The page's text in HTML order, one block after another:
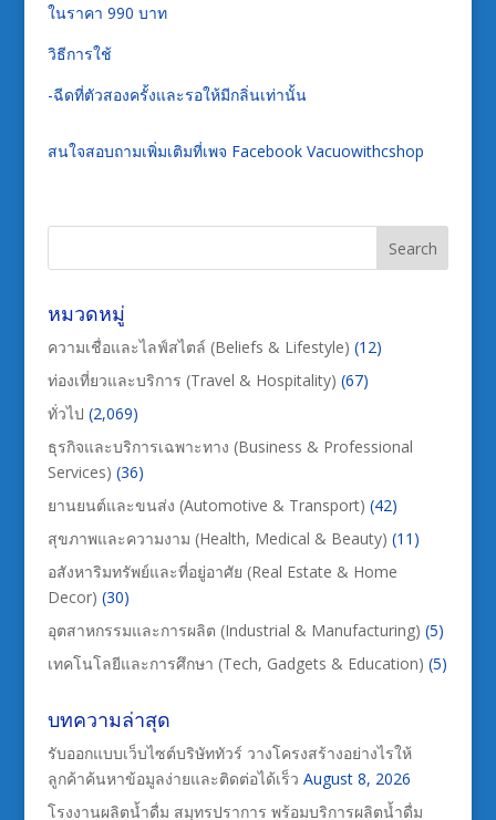
ในราคา 990 บาท
วิธีการใช้
-ฉีดที่ตัวสองครั้งและรอให้มีกลิ่นเท่านั้น
สนใจสอบถามเพิ่มเติมที่เพจ Facebook Vacuowithcshop
หมวดหมู่
ความเชื่อและไลฟ์สไตล์ (Beliefs & Lifestyle) (12)
ท่องเที่ยวและบริการ (Travel & Hospitality) (67)
ทั่วไป (2,069)
ธุรกิจและบริการเฉพาะทาง (Business & Professional
Services) (36)
ยานยนต์และขนส่ง (Automotive & Transport) (42)
สุขภาพและความงาม (Health, Medical & Beauty) (11)
อสังหาริมทรัพย์และที่อยู่อาศัย (Real Estate & Home
Decor) (30)
อุตสาหกรรมและการผลิต (Industrial & Manufacturing) (5)
เทคโนโลยีและการศึกษา (Tech, Gadgets & Education) (5)
บทความล่าสุด
รับออกแบบเว็บไซต์บริษัททัวร์ วางโครงสร้างอย่างไรให้
ลูกค้าค้นหาข้อมูลง่ายและติดต่อได้เร็ว August 8, 2026
โรงงานผลิตน้ำดื่ม สมุทรปราการ พร้อมบริการผลิตน้ำดื่ม